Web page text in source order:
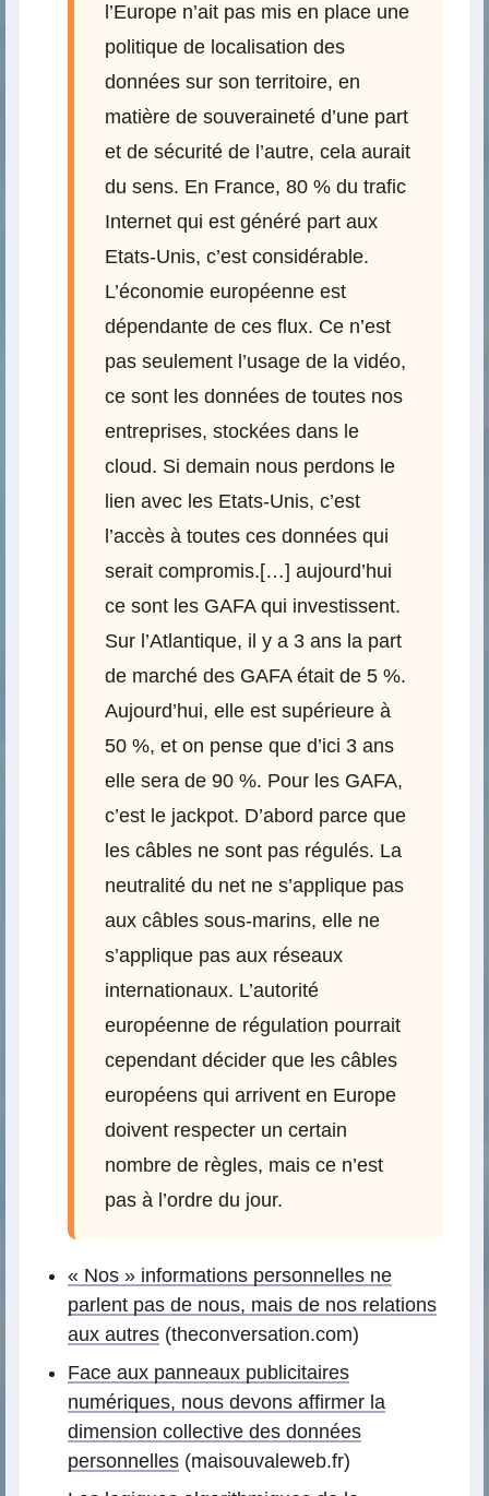
l’Europe n’ait pas mis en place une
politique de localisation des
données sur son territoire, en
matière de souveraineté d’une part
et de sécurité de l’autre, cela aurait
du sens. En France, 80 % du trafic
Internet qui est généré part aux
Etats-Unis, c’est considérable.
L’économie européenne est
dépendante de ces flux. Ce n’est
pas seulement l’usage de la vidéo,
ce sont les données de toutes nos
entreprises, stockées dans le
cloud. Si demain nous perdons le
lien avec les Etats-Unis, c’est
l’accès à toutes ces données qui
serait compromis.[…] aujourd’hui
ce sont les GAFA qui investissent.
Sur l’Atlantique, il y a 3 ans la part
de marché des GAFA était de 5 %.
Aujourd’hui, elle est supérieure à
50 %, et on pense que d’ici 3 ans
elle sera de 90 %. Pour les GAFA,
c’est le jackpot. D’abord parce que
les câbles ne sont pas régulés. La
neutralité du net ne s’applique pas
aux câbles sous-marins, elle ne
s’applique pas aux réseaux
internationaux. L’autorité
européenne de régulation pourrait
cependant décider que les câbles
européens qui arrivent en Europe
doivent respecter un certain
nombre de règles, mais ce n’est
pas à l’ordre du jour.
« Nos » informations personnelles ne
parlent pas de nous, mais de nos relations
aux autres (theconversation.com)
Face aux panneaux publicitaires
numériques, nous devons affirmer la
dimension collective des données
personnelles (maisouvaleweb.fr)